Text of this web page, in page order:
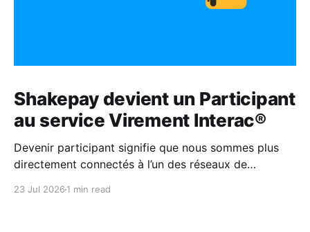
Shakepay devient un Participant
au service Virement Interac®
Devenir participant signifie que nous sommes plus
directement connectés à l’un des réseaux de
23 Jul 2026 1 min read